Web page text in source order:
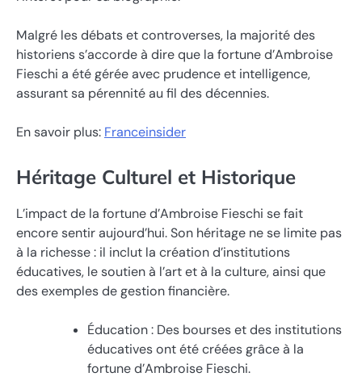
Malgré les débats et controverses, la majorité des
historiens s’accorde à dire que la fortune d’Ambroise
Fieschi a été gérée avec prudence et intelligence,
assurant sa pérennité au fil des décennies.
En savoir plus: Franceinsider
Héritage Culturel et Historique
L’impact de la fortune d’Ambroise Fieschi se fait
encore sentir aujourd’hui. Son héritage ne se limite pas
à la richesse : il inclut la création d’institutions
éducatives, le soutien à l’art et à la culture, ainsi que
des exemples de gestion financière.
Éducation : Des bourses et des institutions
éducatives ont été créées grâce à la
fortune d’Ambroise Fieschi.